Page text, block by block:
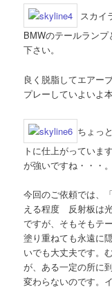
スカイ
BMWのテールラン
下さい。
良く脱脂してエアー
プレーしていよいよ
ちょっ
トに仕上がっていま
が強いですね・・・。
今回のご依頼では、
える程度 反射板は
ですが、そもそもテ
塗り重ねても永遠に
いでも大丈夫です。
が、ある一定の所に
変わらないのです。